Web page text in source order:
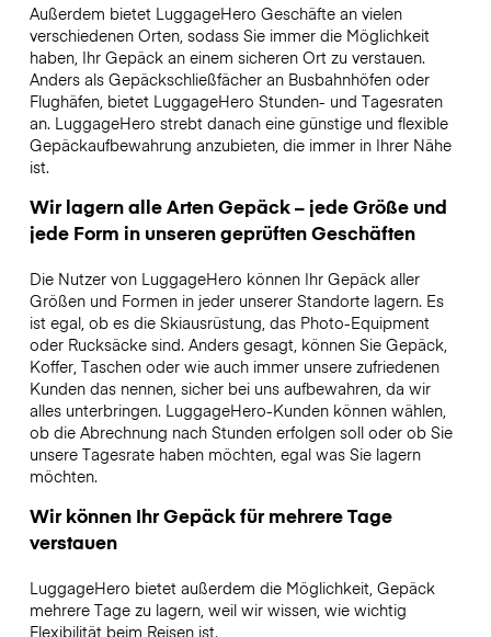
Außerdem bietet LuggageHero Geschäfte an vielen
verschiedenen Orten, sodass Sie immer die Möglichkeit
haben, Ihr Gepäck an einem sicheren Ort zu verstauen.
Anders als Gepäckschließfächer an Busbahnhöfen oder
Flughäfen, bietet LuggageHero Stunden- und Tagesraten
an. LuggageHero strebt danach eine günstige und flexible
Gepäckaufbewahrung anzubieten, die immer in Ihrer Nähe
ist.
Wir lagern alle Arten Gepäck – jede Größe und
jede Form in unseren geprüften Geschäften
Die Nutzer von LuggageHero können Ihr Gepäck aller
Größen und Formen in jeder unserer Standorte lagern. Es
ist egal, ob es die Skiausrüstung, das Photo-Equipment
oder Rucksäcke sind. Anders gesagt, können Sie Gepäck,
Koffer, Taschen oder wie auch immer unsere zufriedenen
Kunden das nennen, sicher bei uns aufbewahren, da wir
alles unterbringen. LuggageHero-Kunden können wählen,
ob die Abrechnung nach Stunden erfolgen soll oder ob Sie
unsere Tagesrate haben möchten, egal was Sie lagern
möchten.
Wir können Ihr Gepäck für mehrere Tage
verstauen
LuggageHero bietet außerdem die Möglichkeit, Gepäck
mehrere Tage zu lagern, weil wir wissen, wie wichtig
Flexibilität beim Reisen ist.